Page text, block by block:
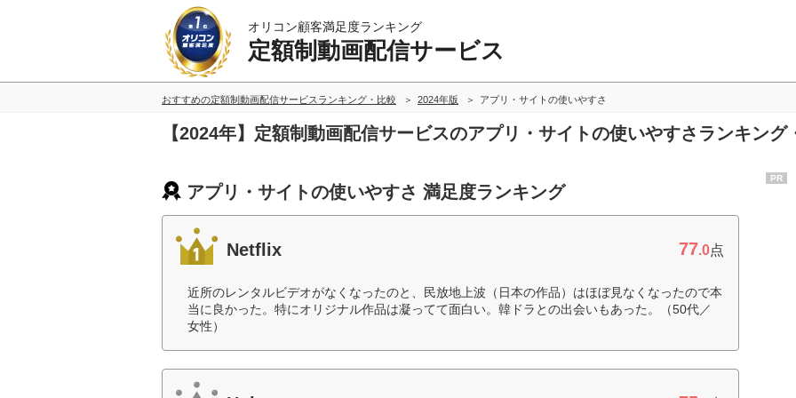
オリコン顧客満足度ランキング
定額制動画配信サービス
おすすめの定額制動画配信サービスランキング・比較 2024年版 アプリ・サイトの使いやすさ
【2024年】定額制動画配信サービスのアプリ・サイトの使いやすさランキング
アプリ・サイトの使いやすさ 満足度ランキング
Netflix 77.0点
近所のレンタルビデオがなくなったのと、民放地上波（日本の作品）はほぼ見なくなったので本
当に良かった。特にオリジナル作品は凝ってて面白い。韓ドラとの出会いもあった。（50代／
女性）
PR